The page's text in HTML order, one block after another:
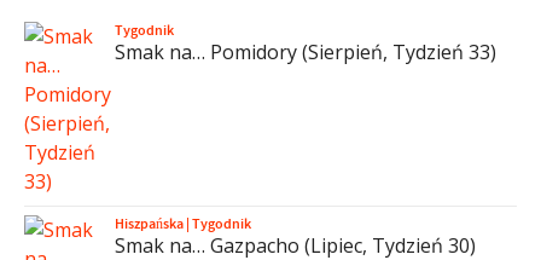
Tygodnik
Smak na… Pomidory (Sierpień, Tydzień 33)
Hiszpańska|Tygodnik
Smak na… Gazpacho (Lipiec, Tydzień 30)